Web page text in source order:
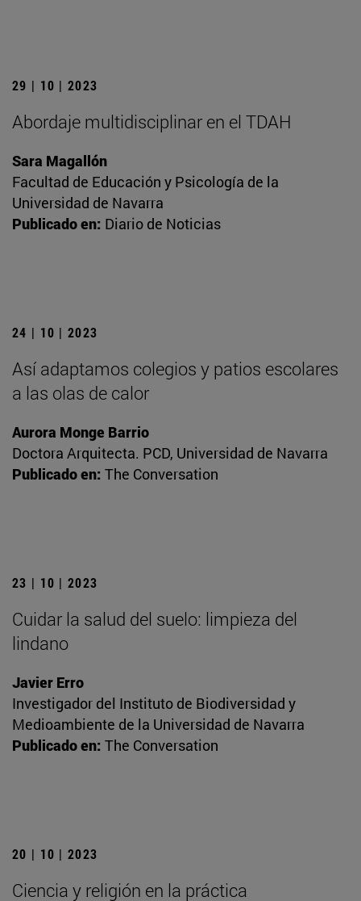
29 | 10 | 2023
Abordaje multidisciplinar en el TDAH
Sara Magallón
Facultad de Educación y Psicología de la
Universidad de Navarra
Publicado en: Diario de Noticias
24 | 10 | 2023
Así adaptamos colegios y patios escolares
a las olas de calor
Aurora Monge Barrio
Doctora Arquitecta. PCD, Universidad de Navarra
Publicado en: The Conversation
23 | 10 | 2023
Cuidar la salud del suelo: limpieza del
lindano
Javier Erro
Investigador del Instituto de Biodiversidad y
Medioambiente de la Universidad de Navarra
Publicado en: The Conversation
20 | 10 | 2023
Ciencia y religión en la práctica